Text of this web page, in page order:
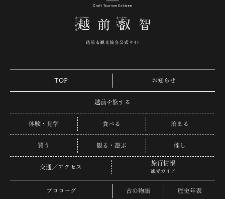
TOP お知らせ
越前を旅する
体験・見学 食べる 泊まる
買う 観る・遊ぶ 催し
交通／アクセス
旅行情報
観光ガイド
プロローグ 古の物語 歴史年表